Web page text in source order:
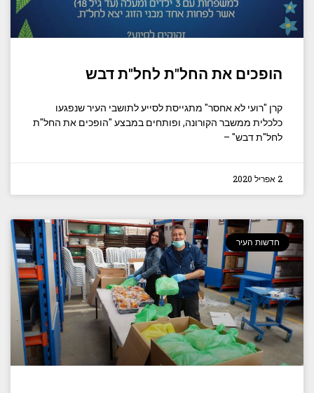
הופכים את החל"ת לחל"ת דבש
קרן "רועי לא אחסר" מתגייסת לסייע לתושבי העיר שנפגעו
כלכלית ממשבר הקורונה, ופותחים במבצע "הופכים את החל"ת
לחל"ת דבש" –
2 אפריל 2020
חדשות העיר